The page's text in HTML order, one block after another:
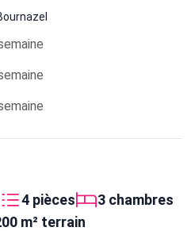
4 pièces
3 chambres
m² terrain